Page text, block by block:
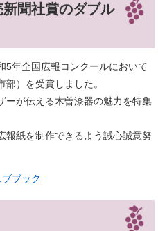
聞社賞のダブル
5年全国広報コンクールにおいて
）を受賞しました。
ーが伝える木曽漆器の魅力を特集
報紙を制作できるよう誠心誠意努
ブック